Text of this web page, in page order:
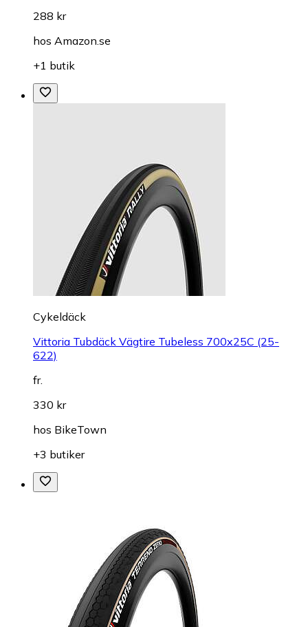
288 kr
hos Amazon.se
+1 butik
Cykeldäck
Vittoria Tubdäck Vägtire Tubeless 700x25C (25-
622)
fr.
330 kr
hos BikeTown
+3 butiker